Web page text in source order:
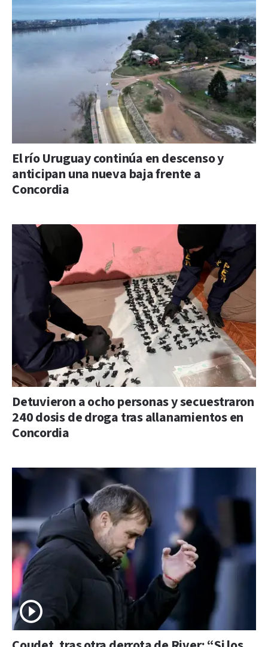
El río Uruguay continúa en descenso y
anticipan una nueva baja frente a
Concordia
Detuvieron a ocho personas y secuestraron
240 dosis de droga tras allanamientos en
Concordia